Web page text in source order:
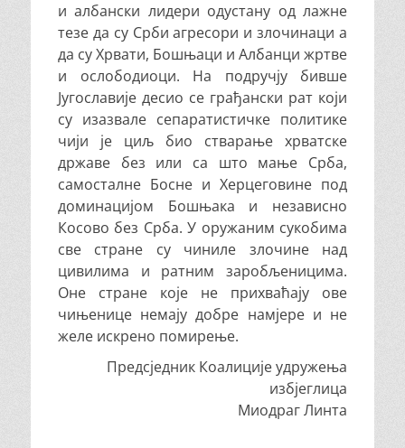
и албански лидери одустану од лажне
тезе да су Срби агресори и злочинаци а
да су Хрвати, Бошњаци и Албанци жртве
и ослободиоци. На подручју бивше
Југославије десио се грађански рат који
су изазвале сепаратистичке политике
чији је циљ био стварање хрватске
државе без или са што мање Срба,
самосталне Босне и Херцеговине под
доминацијом Бошњака и независно
Косово без Срба. У оружаним сукобима
све стране су чиниле злочине над
цивилима и ратним заробљеницима.
Оне стране које не прихваћају ове
чињенице немају добре намјере и не
желе искрено помирење.
Предсједник Коалиције удружења
избјеглица
Миодраг Линта